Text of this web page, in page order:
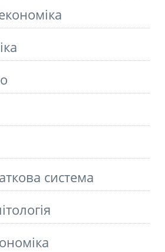
система